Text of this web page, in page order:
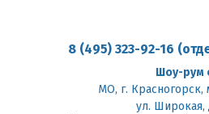
8 (495) 323-92-16
Шоу-рум
МО, г. Красногорск,
ул. Широкая,